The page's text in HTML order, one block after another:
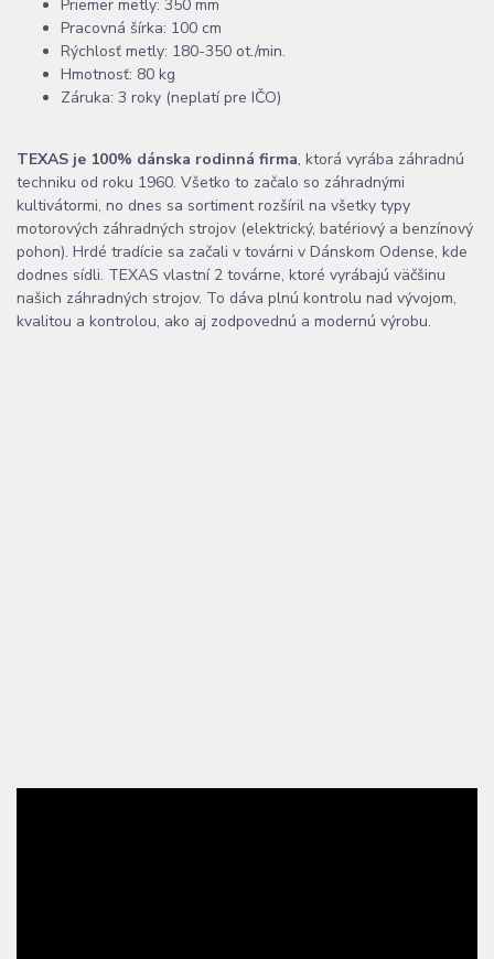
Priemer metly: 350 mm
Pracovná šírka: 100 cm
Rýchlosť metly: 180-350 ot./min.
Hmotnosť: 80 kg
Záruka: 3 roky (neplatí pre IČO)
TEXAS je 100% dánska rodinná firma, ktorá vyrába záhradnú
techniku od roku 1960. Všetko to začalo so záhradnými
kultivátormi, no dnes sa sortiment rozšíril na všetky typy
motorových záhradných strojov (elektrický, batériový a benzínový
pohon). Hrdé tradície sa začali v továrni v Dánskom Odense, kde
dodnes sídli. TEXAS vlastní 2 továrne, ktoré vyrábajú väčšinu
našich záhradných strojov. To dáva plnú kontrolu nad vývojom,
kvalitou a kontrolou, ako aj zodpovednú a modernú výrobu.